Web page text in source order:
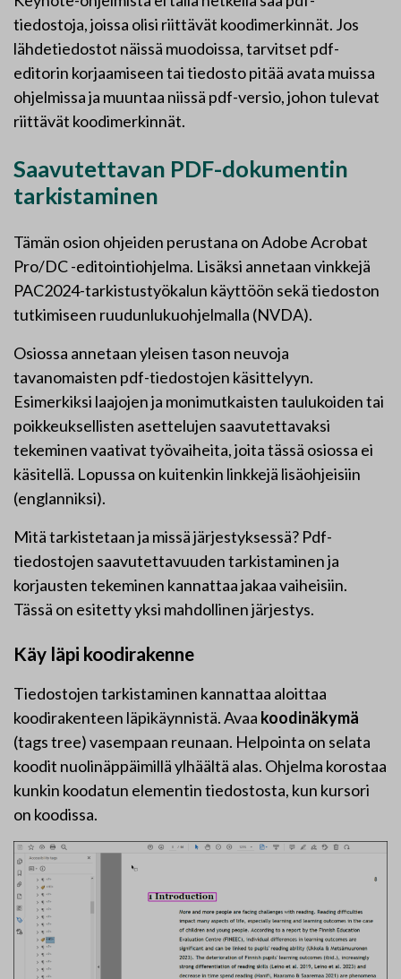
tiedostoja, joissa olisi riittävät koodimerkinnät. Jos
lähdetiedostot näissä muodoissa, tarvitset pdf-
editorin korjaamiseen tai tiedosto pitää avata muissa
ohjelmissa ja muuntaa niissä pdf-versio, johon tulevat
riittävät koodimerkinnät.
Saavutettavan PDF-dokumentin
tarkistaminen
Tämän osion ohjeiden perustana on Adobe Acrobat
Pro/DC -editointiohjelma. Lisäksi annetaan vinkkejä
PAC2024-tarkistustyökalun käyttöön sekä tiedoston
tutkimiseen ruudunlukuohjelmalla (NVDA).
Osiossa annetaan yleisen tason neuvoja
tavanomaisten pdf-tiedostojen käsittelyyn.
Esimerkiksi laajojen ja monimutkaisten taulukoiden tai
poikkeuksellisten asettelujen saavutettavaksi
tekeminen vaativat työvaiheita, joita tässä osiossa ei
käsitellä. Lopussa on kuitenkin linkkejä lisäohjeisiin
(englanniksi).
Mitä tarkistetaan ja missä järjestyksessä? Pdf-
tiedostojen saavutettavuuden tarkistaminen ja
korjausten tekeminen kannattaa jakaa vaiheisiin.
Tässä on esitetty yksi mahdollinen järjestys.
Käy läpi koodirakenne
Tiedostojen tarkistaminen kannattaa aloittaa
koodirakenteen läpikäynnistä. Avaa koodinäkymä
(tags tree) vasempaan reunaan. Helpointa on selata
koodit nuolinäppäimillä ylhäältä alas. Ohjelma korostaa
kunkin koodatun elementin tiedostosta, kun kursori
on koodissa.